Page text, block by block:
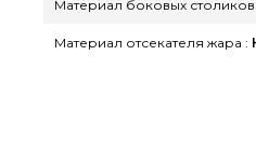
Материал боковых столиков
Материал отсекателя жара :